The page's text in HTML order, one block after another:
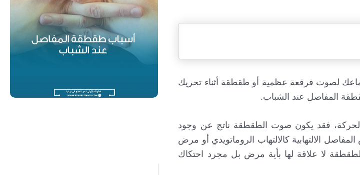
لصوت فرقعة عظمية أو طقطقة أثناء تحريك
المفاصل عند الشباب.
الحركة، فقد يكون صوت الطقطقة ناتج عن وجود
الالتهابية كالالتهاب الروماتويدي أو مرض
لا علاقة لها بأية مرض بل مجرد احتكاك